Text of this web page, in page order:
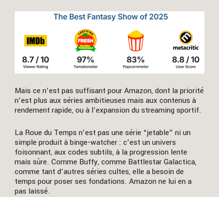
Mais ce n’est pas suffisant pour Amazon, dont la priorité
n’est plus aux séries ambitieuses mais aux contenus à
rendement rapide, ou à l’expansion du streaming sportif.
La Roue du Temps n’est pas une série “jetable” ni un
simple produit à binge-watcher : c’est un univers
foisonnant, aux codes subtils, à la progression lente
mais sûre. Comme Buffy, comme Battlestar Galactica,
comme tant d’autres séries cultes, elle a besoin de
temps pour poser ses fondations. Amazon ne lui en a
pas laissé.